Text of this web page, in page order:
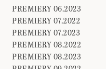
PREMIERY 06.2023
PREMIERY 07.2022
PREMIERY 07.2023
PREMIERY 08.2022
PREMIERY 08.2023